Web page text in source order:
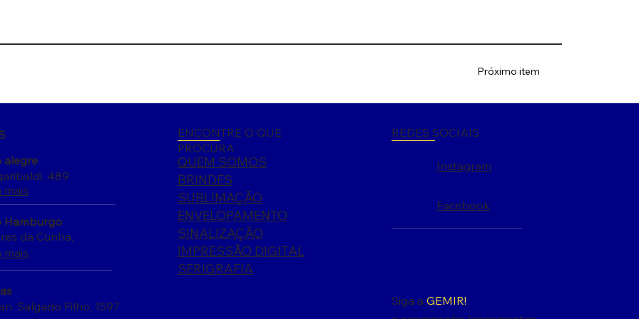
Próximo item
alegre
mais
489
Hamburgo
da Cunha,
mais
Salgado Filho, 1597
ENCONTRE O QUE
PROCURA
QUEM SOMOS
BRINDES
SUBLIMAÇÃO
ENVELOPAMENTO
SINALIZAÇÃO
IMPRESSÃO DIGITAL
SERIGRAFIA
REDES SOCIAIS
Instagram
Facebook
Siga aGEMIR!